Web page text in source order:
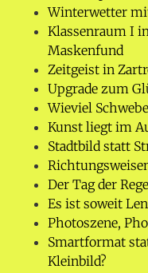
Winterwetter
Klassenraum I
Maskenfund
Zeitgeist in
Upgrade zum
Wieviel
Kunst liegt im
Stadtbild statt
Der Tag der
Es ist soweit
Photoszene,
Smartformat
Kleinbild?